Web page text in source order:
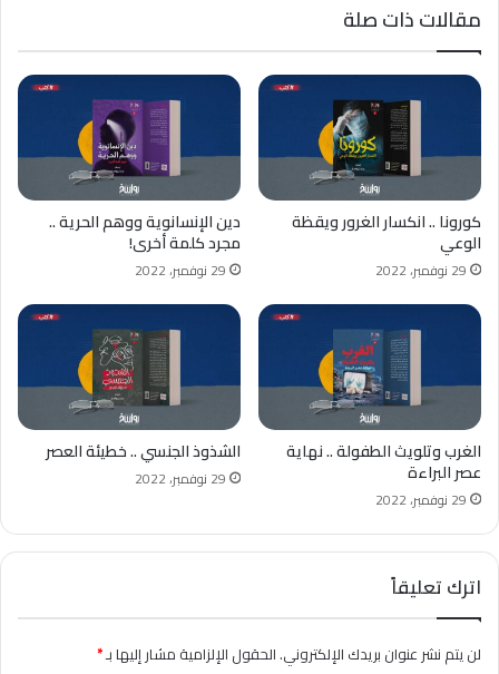
مقالات ذات صلة
كورونا .. انكسار الغرور ويقظة
الوعي
29 نوفمبر، 2022
دين الإنسانوية ووهم الحرية ..
مجرد كلمة أخرى!
29 نوفمبر، 2022
الغرب وتلويث الطفولة .. نهاية
عصر البراءة
29 نوفمبر، 2022
الشذوذ الجنسي .. خطيئة العصر
29 نوفمبر، 2022
اترك تعليقاً
لن يتم نشر عنوان بريدك الإلكتروني.الحقول الإلزامية مشار إليها بـ*